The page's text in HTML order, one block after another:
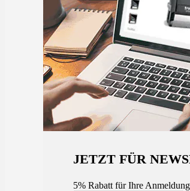
JETZT FÜR
5% Rabatt für Ihre